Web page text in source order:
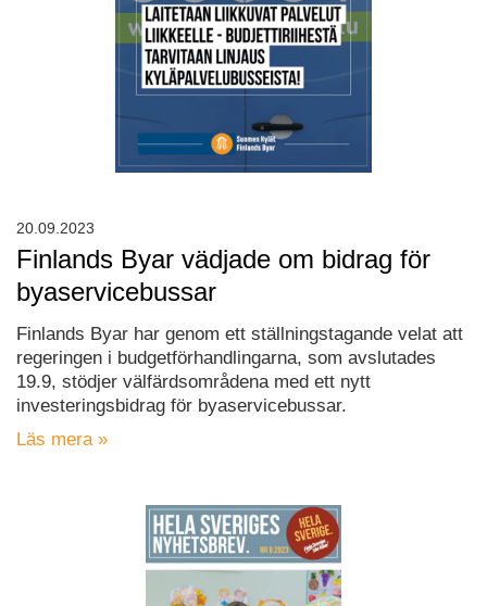
Finlands Byar vädjade om bidrag för
byaservicebussar
Finlands Byar har genom ett ställningstagande velat att
regeringen i budgetförhandlingarna, som avslutades
19.9, stödjer välfärdsområdena med ett nytt
investeringsbidrag för byaservicebussar.
Läs mera »
20.09.2023